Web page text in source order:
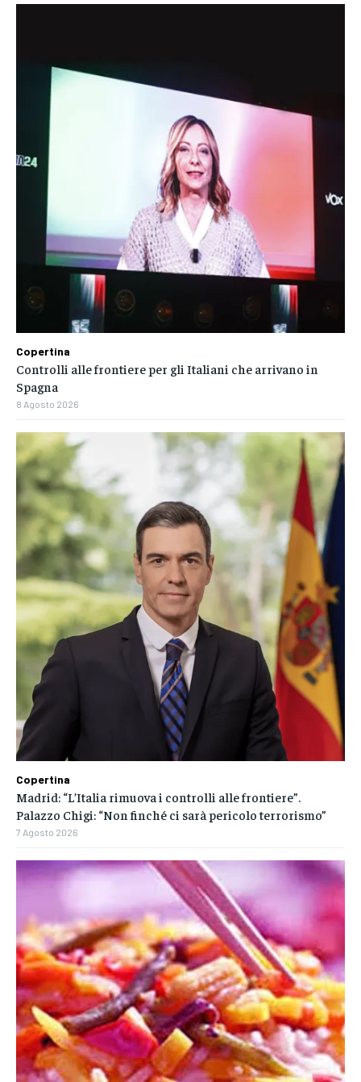
Copertina
Controlli alle frontiere per gli Italiani che arrivano in
Spagna
8 Agosto 2026
Copertina
Madrid: “L’Italia rimuova i controlli alle frontiere”.
Palazzo Chigi: “Non finché ci sarà pericolo terrorismo”
7 Agosto 2026